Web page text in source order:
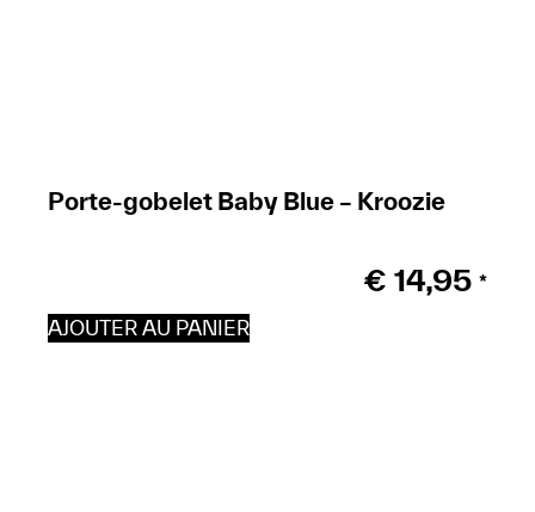
Porte-gobelet Baby Blue – Kroozie
€ 14,95 *
AJOUTER AU PANIER